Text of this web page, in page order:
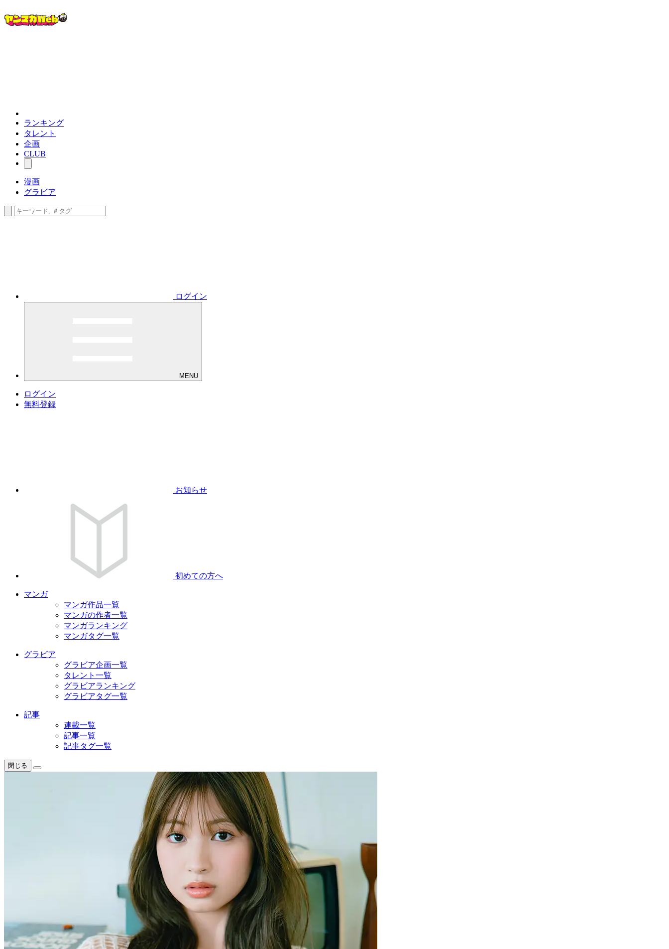
ランキング
タレント
企画
CLUB
漫画
グラビア
ログイン
MENU
ログイン
無料登録
お知らせ
初めての方へ
マンガ
マンガ作品一覧
マンガの作者一覧
マンガランキング
マンガタグ一覧
グラビア
グラビア企画一覧
タレント一覧
グラビアランキング
グラビアタグ一覧
記事
連載一覧
記事一覧
記事タグ一覧
閉じる